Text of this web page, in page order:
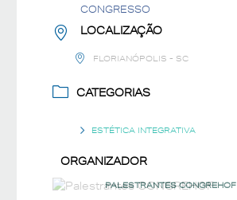
CONGRESSO
LOCALIZAÇÃO
FLORIANÓPOLIS - SC
CATEGORIAS
ESTÉTICA INTEGRATIVA
ORGANIZADOR
PALESTRANTES CONGREHOF